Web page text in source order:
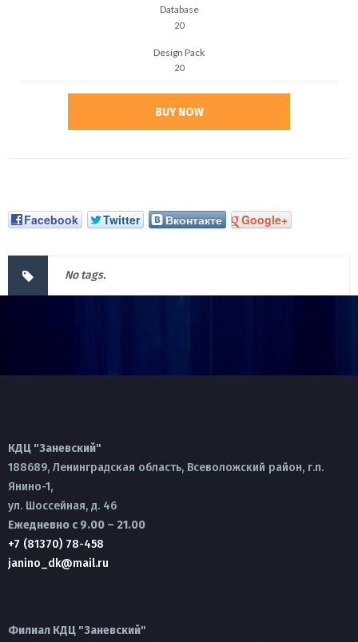
Database
20
Design Pack
20
BUY NOW
Facebook Twitter Вконтакте Google+
No tags.
КДЦ "Заневский"
188689, Ленинградская область, Всеволожский район, г.п.
Янино-1,
ул. Шоссейная, д. 46
Ежедневно с 9.00 – 21.00
+7 (81370) 78-458
janino_dk@mail.ru
Филиал КДЦ "Заневский"